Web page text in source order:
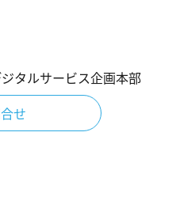
タルサービス企画本部
せ